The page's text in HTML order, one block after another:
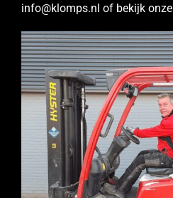
info@klomps.nl of bekijk onze